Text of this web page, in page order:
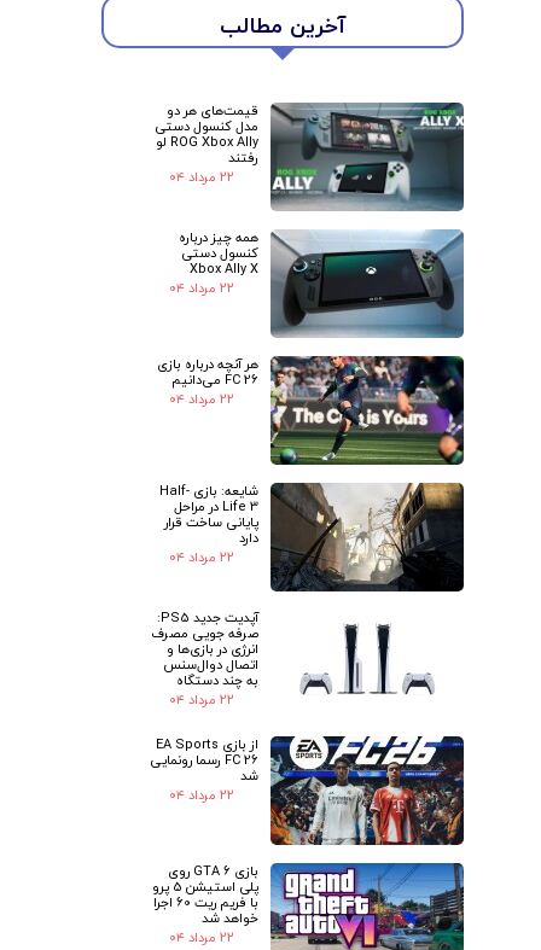
★
آخرین مطالب
قیمت‌های هر دو
مدل کنسول دستی
ROG Xbox Ally لو
رفتند
۲۲ مرداد ۰۴
همه چیز درباره
کنسول دستی
Xbox Ally X
۲۲ مرداد ۰۴
هر آنچه درباره بازی
FC 26 می‌دانیم
۲۲ مرداد ۰۴
شایعه: بازی Half-
Life 3 در مراحل
پایانی ساخت قرار
دارد
۲۲ مرداد ۰۴
آپدیت جدید PS5:
صرفه جویی مصرف
انرژی در بازی‌ها و
اتصال دوال‌سنس
به چند دستگاه
۲۲ مرداد ۰۴
از بازی EA Sports
FC 26 رسما رونمایی
شد
۲۲ مرداد ۰۴
بازی GTA 6 روی
پلی استیشن 5 پرو
با فریم ریت 60 اجرا
خواهد شد
۲۲ مرداد ۰۴